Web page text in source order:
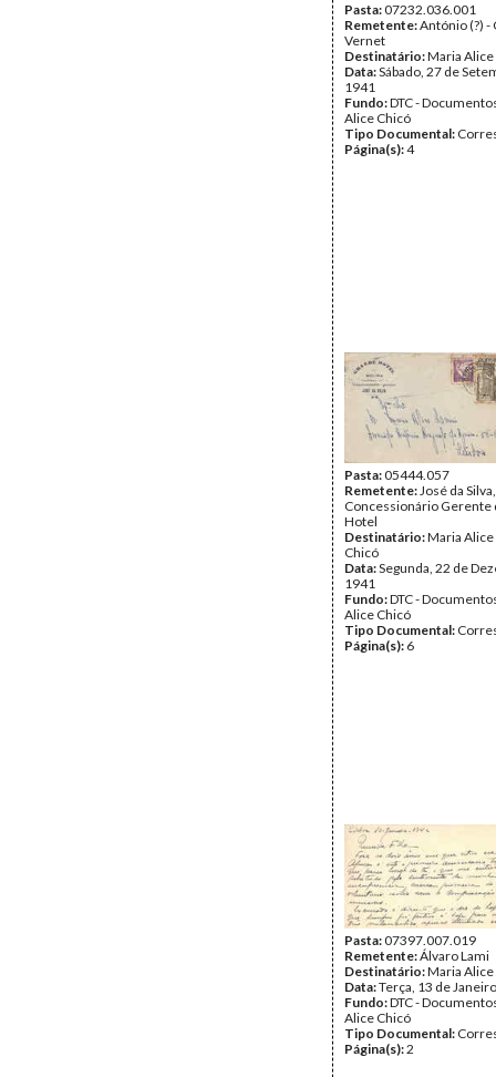
Pasta:07232.036.001
Remetente:António (?) -
Vernet
Destinatário:Maria Alice
Data:Sábado, 27 de
1941
Fundo:DTC -
Alice Chicó
Tipo Documental:
Página(s):4
Pasta:05444.057
Remetente:José da Silva,
Concessionário Gerente
Hotel
Destinatário:Maria Alice
Chicó
Data:Segunda, 22 de
1941
Fundo:DTC -
Alice Chicó
Tipo Documental:
Página(s): 6
Pasta:07397.007.019
Remetente:Álvaro Lami
Destinatário:Maria Alice
Data:Terça, 13 de
Fundo:DTC -
Alice Chicó
Tipo Documental:
Página(s):2